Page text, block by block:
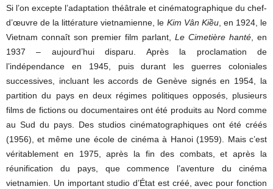
Si l’on excepte l’adaptation théâtrale et cinématographique du chef-
d’œuvre de la littérature vietnamienne, le Kim Vân Kiều, en 1924, le
Vietnam connaît son premier film parlant, Le Cimetière hanté, en
1937 – aujourd’hui disparu. Après la proclamation de
l’indépendance en 1945, puis durant les guerres coloniales
successives, incluant les accords de Genève signés en 1954, la
partition du pays en deux régimes politiques opposés, plusieurs
films de fictions ou documentaires ont été produits au Nord comme
au Sud du pays. Des studios cinématographiques ont été créés
(1956), et même une école de cinéma à Hanoi (1959). Mais c’est
véritablement en 1975, après la fin des combats, et après la
réunification du pays, que commence l’aventure du cinéma
vietnamien. Un important studio d’État est créé, avec pour fonction